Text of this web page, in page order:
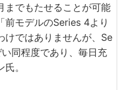
までもたせることが可能
前モデルのSeries 4より
けではありませんが、Se
同程度であり、毎日充
。